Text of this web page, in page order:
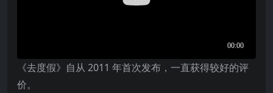
《去度假》自从 2011 年首次发布，一直获得较好的评
价。